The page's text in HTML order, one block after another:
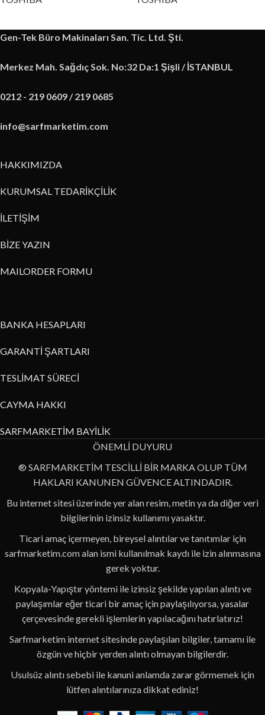
Gen-Tek Büro Makinaları San. Tic. Ltd. Şti.
Merkez Mah. Sağdıç Sok. No:32 Da:1 Şişli / İSTANBUL
0212 - 219 0609 / 219 0685
info@sarfmarketim.com
HAKKIMIZDA
KURUMSAL TEDARİKÇİLİK
İLETİŞİM
BİZE YAZIN
MAILORDER FORMU
BANKA HESAPLARI
GARANTİ ŞARTLARI
TESLİMAT SÜRECİ
CAYMA HAKKI
SARFMARKETİM BAYİLİK
ÖNEMLİ DUYURU
® SARFMARKETİM TESCİLLİ BİR MARKA OLUP TÜM
HAKLARI KANUNEN GÜVENCE ALTINDADIR.
Bu internet sitesi üzerinde yer alan resim, metin ya da diğer veri
bilgilerinin izinsiz kullanımı yasaktır.
Ticari amaç içermeyen, bireysel alıntılar ve tanıtımlar için
sarfmarketim.com alan ismi kullanılmak kaydı ile izin alınmasına
gerek yoktur.
Kopyala-Yapıştır yöntemi ile izinsiz şekilde yapılan alıntı ve
paylaşımlar eğer ticari bir amaç için paylaşılıyorsa, yasalar
çerçevesinde gerekli işlemlerin yapılacağını hatırlatırız!
Sarfmarketim internet sitesinde paylaşılan bilgiler, tamamı ile
özgün ve hiçbir yerden alıntı olmayan bilgilerdir.
Usulsüz alıntı sebebi ile kanuni anlamda zarar görmemek için
lütfen alıntılarınıza dikkat ediniz!